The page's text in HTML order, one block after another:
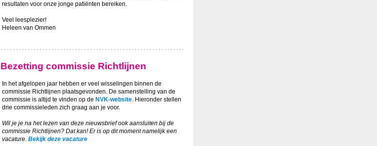
resultaten voor onze jonge patiënten bereiken.
Veel leesplezier!
Heleen van Ommen
Bezetting commissie Richtlijnen
In het afgelopen jaar hebben er veel wisselingen binnen de
commissie Richtlijnen plaatsgevonden. De samenstelling van de
commissie is altijd te vinden op de NVK-website. Hieronder stellen
drie commissieleden zich graag aan je voor.
Wil je je na het lezen van deze nieuwsbrief ook aansluiten bij de
commissie Richtlijnen? Dat kan! Er is op dit moment namelijk een
vacature. Bekijk deze vacature